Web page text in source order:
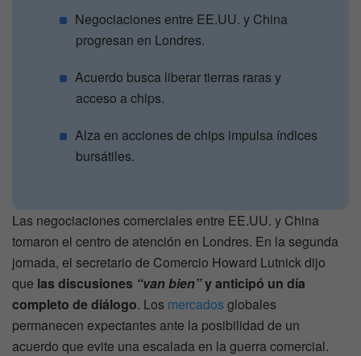
Negociaciones entre EE.UU. y China
progresan en Londres.
Acuerdo busca liberar tierras raras y
acceso a chips.
Alza en acciones de chips impulsa índices
bursátiles.
Las negociaciones comerciales entre EE.UU. y China
tomaron el centro de atención en Londres. En la segunda
jornada, el secretario de Comercio Howard Lutnick dijo
que las discusiones “van bien”y anticipó un día
completo de diálogo. Los mercadosglobales
permanecen expectantes ante la posibilidad de un
acuerdo que evite una escalada en la guerra comercial.